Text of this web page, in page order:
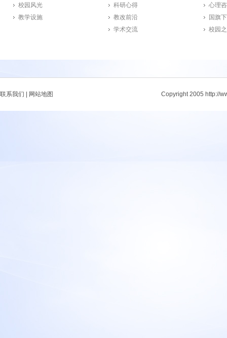
校园风光
教学设施
科研心得
教改前沿
学术交流
心理
国旗
校园
联系我们 网站地图 Copyright 2005 http://